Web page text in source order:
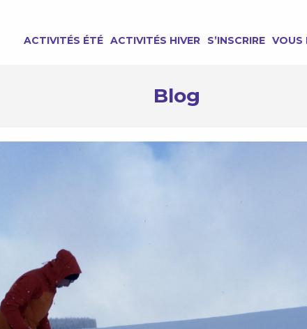
ACTIVITÉS ÉTÉ ACTIVITÉS HIVER S’INSCRIRE VOUS
Blog